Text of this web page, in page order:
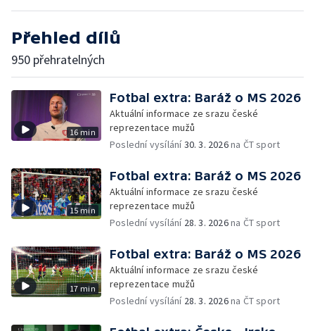
Přehled dílů
950 přehratelných
16 min
Fotbal extra: Baráž o MS 2026
Aktuální informace ze srazu české
reprezentace mužů
Poslední vysílání30. 3. 2026na ČT sport
15 min
Fotbal extra: Baráž o MS 2026
Aktuální informace ze srazu české
reprezentace mužů
Poslední vysílání 28. 3. 2026na ČT sport
17 min
Fotbal extra: Baráž o MS 2026
Aktuální informace ze srazu české
reprezentace mužů
Poslední vysílání 28. 3. 2026na ČT sport